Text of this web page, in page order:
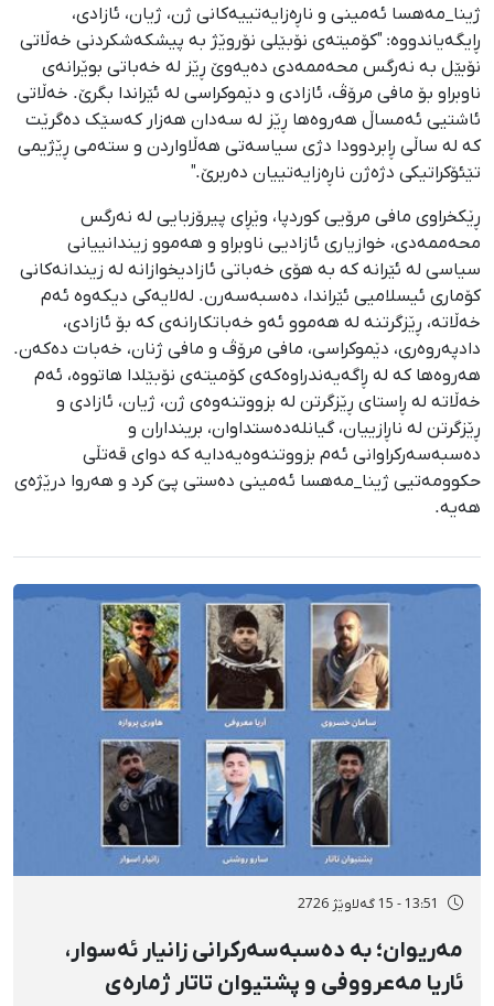
ژینا_مەهسا ئەمینی و ناڕەزایەتییەکانی ژن، ژیان، ئازادی،
ڕایگەیاندووە: "کۆمیتەی نۆبێلی نۆروێژ بە پیشکەشکردنی خەڵاتی
نۆبێل بە نەرگس محەممەدی دەیەوێ ڕێز لە خەباتی بوێرانەی
ناوبراو بۆ مافی مرۆڤ، ئازادی و دێموکراسی لە ئێراندا بگرێ. خەڵاتی
ئاشتیی ئەمساڵ هەروەها ڕێز لە سەدان هەزار کەسێک دەگرێت
کە لە ساڵی ڕابردوودا دژی سیاسەتی هەڵاواردن و ستەمی ڕێژیمی
تێئۆکراتیکی دژەژن ناڕەزایەتییان دەربرێ."
ڕێکخراوی مافی مرۆیی کوردپا، وێڕای پیرۆزبایی لە نەرگس
محەممەدی، خوازیاری ئازادیی ناوبراو و هەموو زیندانییانی
سیاسی لە ئێرانە کە بە هۆی خەباتی ئازادیخوازانە لە زیندانەکانی
کۆماری ئیسلامیی ئێراندا، دەسبەسەرن. لەلایەکی دیکەوە ئەم
خەڵاتە، ڕێزگرتنە لە هەموو ئەو خەباتکارانەی کە بۆ ئازادی،
دادپەروەری، دێموکراسی، مافی مرۆڤ و مافی ژنان، خەبات دەکەن.
هەروەها کە لە ڕاگەیەندراوەکەی کۆمیتەی نۆبێلدا هاتووە، ئەم
خەڵاتە لە ڕاستای ڕێزگرتن لە بزووتنەوەی ژن، ژیان، ئازادی و
ڕێزگرتن لە ناڕازییان، گیانلەدەستداوان، برینداران و
دەسبەسەرکراوانی ئەم بزووتنەوەیەدایە کە دوای قەتڵی
حکوومەتیی ژینا_مەهسا ئەمینی دەستی پێ کرد و هەروا درێژەی
هەیە.
13:51 - 15 گەلاوێژ 2726
مەریوان؛ بە دەسبەسەرکرانی زانیار ئەسوار،
ئاریا مەعرووفی و پشتیوان تاتار ژمارەی